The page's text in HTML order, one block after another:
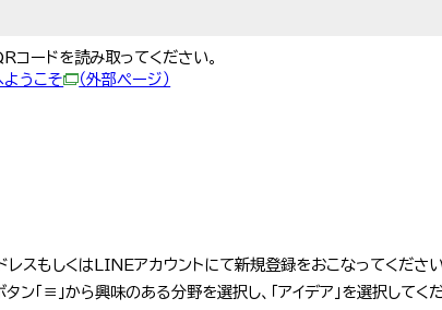
コードを読み取ってください。
うこそ
（外部ページ）
レスもしくはLINEアカウントにて新規登録をおこなってください
ン「≡」から興味のある分野を選択し、「アイデア」を選択してくだ